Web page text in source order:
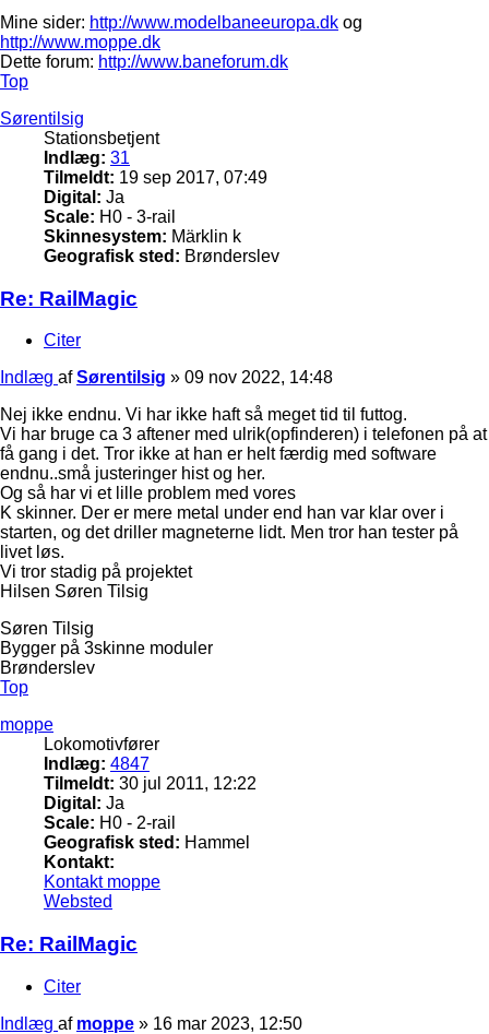
Mine sider: http://www.modelbaneeuropa.dk og
http://www.moppe.dk
Dette forum: http://www.baneforum.dk
Top
Sørentilsig
Stationsbetjent
Indlæg: 31
Tilmeldt: 19 sep 2017, 07:49
Digital: Ja
Scale: H0 - 3-rail
Skinnesystem: Märklin k
Geografisk sted: Brønderslev
Re: RailMagic
Citer
Indlæg afSørentilsig » 09 nov 2022, 14:48
Nej ikke endnu. Vi har ikke haft så meget tid til futtog.
Vi har bruge ca 3 aftener med ulrik(opfinderen) i telefonen på at
få gang i det. Tror ikke at han er helt færdig med software
endnu..små justeringer hist og her.
Og så har vi et lille problem med vores
K skinner. Der er mere metal under end han var klar over i
starten, og det driller magneterne lidt. Men tror han tester på
livet løs.
Vi tror stadig på projektet
Hilsen Søren Tilsig
Søren Tilsig
Bygger på 3skinne moduler
Brønderslev
Top
moppe
Lokomotivfører
Indlæg: 4847
Tilmeldt: 30 jul 2011, 12:22
Digital: Ja
Scale: H0 - 2-rail
Geografisk sted: Hammel
Kontakt:
Kontakt moppe
Websted
Re: RailMagic
Citer
Indlæg af moppe » 16 mar 2023, 12:50